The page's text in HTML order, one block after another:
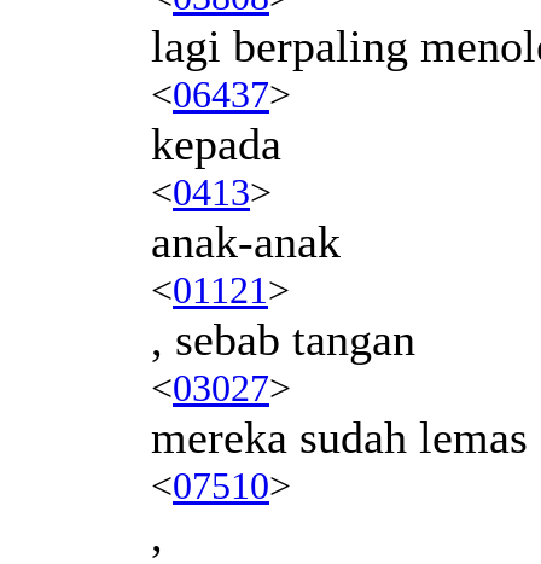
lagi berpaling
<06437>
kepada
<0413>
anak-anak
<01121>
, sebab tangan
<03027>
mereka sudah lemas
<07510>
,